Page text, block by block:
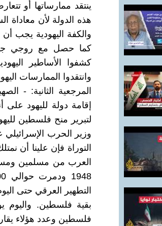
ينتقد ممارساتها أو
هذه الدولة لأن معاداة
والكفة اليهودية يجب
كما حصل مع روجي
كشفوا الأساطير
وانتقدوا الممارسات
المرجعية الثانية: -
إقامة دولة لليهود
لتبرير منح فلسطين
التوراة فإن علينا أن
العرب من مسلمين
التطهير العرقي حتى
فلسطين وعدد هؤلاء